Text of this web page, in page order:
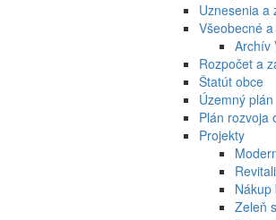
Uznesenia a
Všeobecné
Archív
Rozpočet a
Štatút obce
Územný plán
Plán rozvoja
Projekty
Zeleň